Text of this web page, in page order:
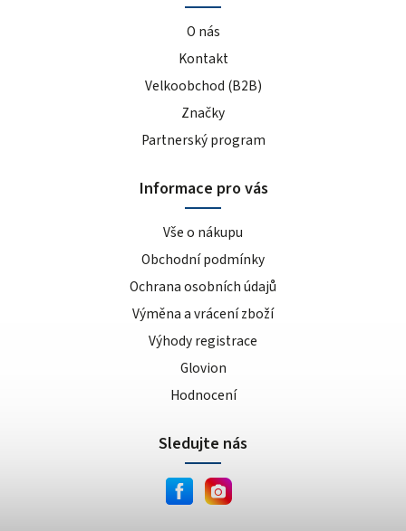
O nás
Kontakt
Velkoobchod (B2B)
Značky
Partnerský program
Informace pro vás
Vše o nákupu
Obchodní podmínky
Ochrana osobních údajů
Výměna a vrácení zboží
Výhody registrace
Glovion
Hodnocení
Sledujte nás